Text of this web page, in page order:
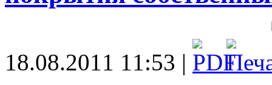
18.08.2011 11:53 |